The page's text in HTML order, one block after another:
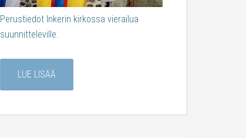
Perustiedot Inkerin kirkossa vierailua
suunnitteleville.
LUE LISÄÄ